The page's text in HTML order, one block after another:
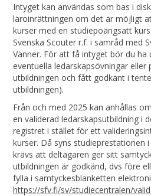
Intyget kan användas som bas i
läroinrättningen om det är möjligt
kurser med en studiepoängsatt
Svenska Scouter r.f. i samråd med
Vänner. För att få intyget bör du
eventuella ledarskapsövningar
utbildningen och fått godkänt i
utbildningen).
Från och med 2025 kan anhållas
en validerad ledarskapsutbildning i
registret i stället för ett
kurser. Då syns studieprestationen
krävs att deltagaren ger sitt
utbildningen är godkänd, dvs före
fylla i samtyckesblanketten
https://sfv.fi/sv/studiecentralen/